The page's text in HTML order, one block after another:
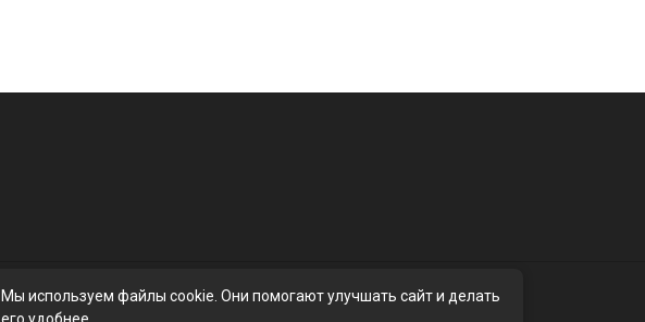
Мы используем файлы cookie. Они помогают улучшать сайт и делать